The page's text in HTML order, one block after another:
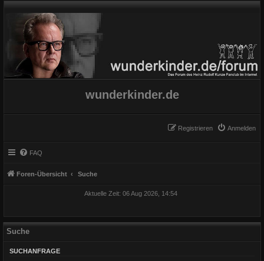
wunderkinder.de
Anmelden
Registrieren
FAQ
Foren-Übersicht Suche
Aktuelle Zeit: 06 Aug 2026, 14:54
Suche
SUCHANFRAGE